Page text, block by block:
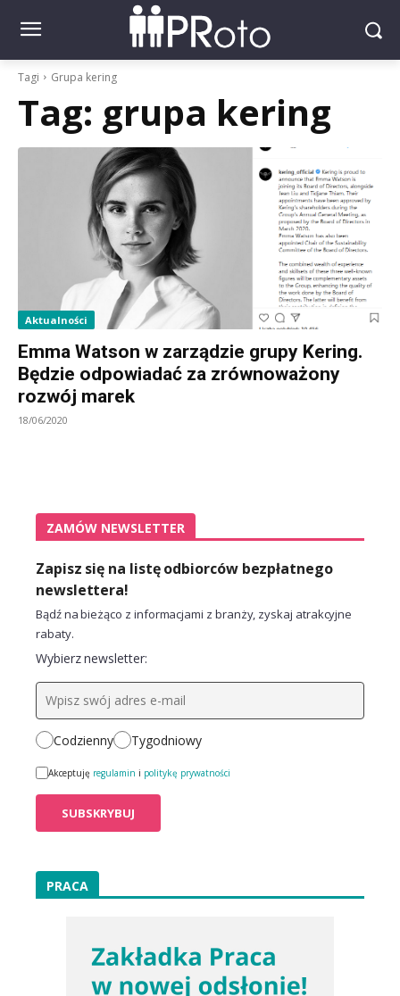
Tagi Grupa kering
Tag: grupa kering
Aktualności
Emma Watson w zarządzie grupy Kering.
Będzie odpowiadać za zrównoważony
rozwój marek
18/06/2020
ZAMÓW NEWSLETTER
Zapisz się na listę odbiorców bezpłatnego
newslettera!
Bądź na bieżąco z informacjami z branży, zyskaj atrakcyjne
rabaty.
Wybierz newsletter:
Codzienny Tygodniowy
Akceptuję regulamin i politykę prywatności
PRACA